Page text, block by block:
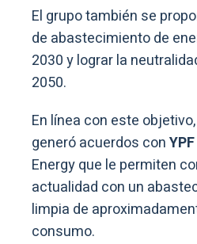
El grupo también se
de abastecimiento de
2030 y lograr la
2050.
En línea con este
generó acuerdos con
Energy que le permiten
actualidad con un
limpia de
consumo.